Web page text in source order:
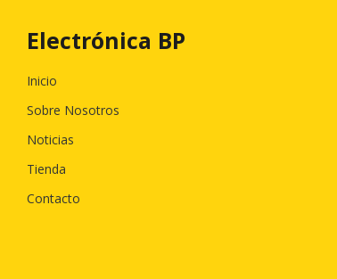
Electrónica BP
Inicio
Sobre Nosotros
Noticias
Tienda
Contacto